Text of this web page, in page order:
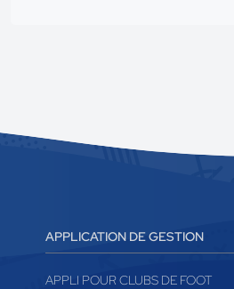
APPLICATION DE GESTION
APPLI POUR CLUBS DE FOOT